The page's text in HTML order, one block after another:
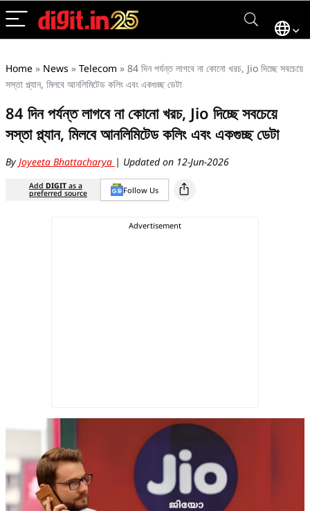
Home » News » Telecom » 84 দিন পর্যন্ত লাগবে না কোনো খরচ, Jio দিচ্ছে সবচেয়ে
সস্তা প্ল্যান, মিলবে আনলিমিটেড কলিং এবং একগুচ্ছ ডেটা
84 দিন পর্যন্ত লাগবে না কোনো খরচ, Jio দিচ্ছে সবচেয়ে
সস্তা প্ল্যান, মিলবে আনলিমিটেড কলিং এবং একগুচ্ছ ডেটা
By Joyeeta Bhattacharya | Updated on 12-Jun-2026
Add DIGIT as a
preferred source Follow Us